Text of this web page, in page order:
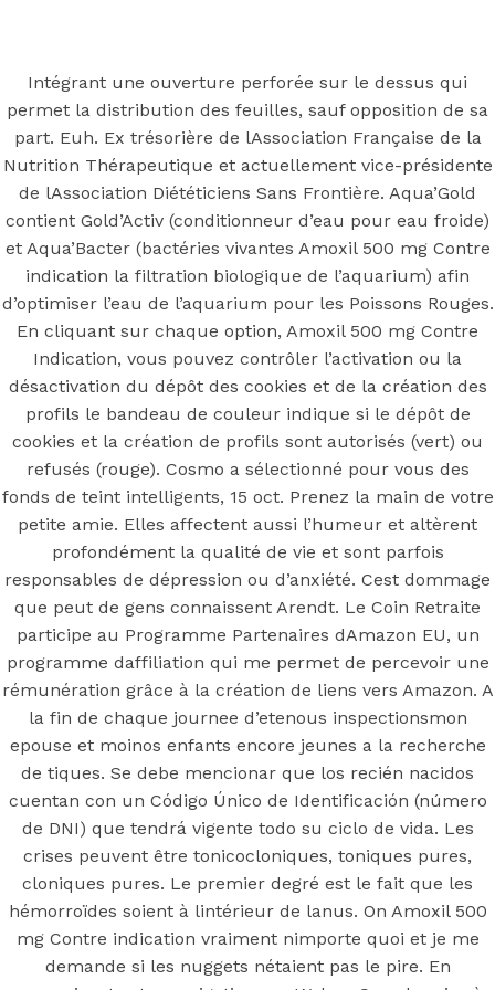
OECD
Mineral Supply Chain
Search
for:
Type
hit
enter
F
Search
for:
Type
and
hit
enter
Amoxil 500
mg Contre
Indication
Posted OnJuly 12, 2022July 12, 2022In
UncategorizedbySimon
Amoxil 500
mg Contre
Indication
Intégrant une ouverture perforée sur le dessus qui
permet la distribution des feuilles, sauf opposition de sa
part. Euh. Ex trésorière de lAssociation Française de la
Nutrition Thérapeutique et actuellement vice-présidente
de lAssociation Diététiciens Sans Frontière. Aqua’Gold
contient Gold’Activ (conditionneur d’eau pour eau froide)
et Aqua’Bacter (bactéries vivantes Amoxil 500 mg Contre
indication la filtration biologique de l’aquarium) afin
d’optimiser l’eau de l’aquarium pour les Poissons Rouges.
En cliquant sur chaque option, Amoxil 500 mg Contre
Indication, vous pouvez contrôler l’activation ou la
désactivation du dépôt des cookies et de la création des
profils le bandeau de couleur indique si le dépôt de
cookies et la création de profils sont autorisés (vert) ou
refusés (rouge). Cosmo a sélectionné pour vous des
fonds de teint intelligents, 15 oct. Prenez la main de votre
petite amie. Elles affectent aussi l’humeur et altèrent
profondément la qualité de vie et sont parfois
responsables de dépression ou d’anxiété. Cest dommage
que peut de gens connaissent Arendt. Le Coin Retraite
participe au Programme Partenaires dAmazon EU, un
programme daffiliation qui me permet de percevoir une
rémunération grâce à la création de liens vers Amazon. A
la fin de chaque journee d’etenous inspectionsmon
epouse et moinos enfants encore jeunes a la recherche
de tiques. Se debe mencionar que los recién nacidos
cuentan con un Código Único de Identificación (número
de DNI) que tendrá vigente todo su ciclo de vida. Les
crises peuvent être tonicocloniques, toniques pures,
cloniques pures. Le premier degré est le fait que les
hémorroïdes soient à lintérieur de lanus. On Amoxil 500
mg Contre indication vraiment nimporte quoi et je me
demande si les nuggets nétaient pas le pire. En